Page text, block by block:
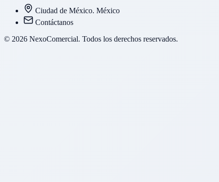
Ciudad de México. México
Contáctanos
© 2026 NexoComercial. Todos los derechos reservados.